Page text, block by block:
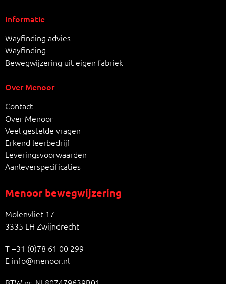
Informatie
Wayfinding advies
Wayfinding
Bewegwijzering uit eigen fabriek
Over Menoor
Contact
Over Menoor
Veel gestelde vragen
Erkend leerbedrijf
Leveringsvoorwaarden
Aanleverspecificaties
Menoor bewegwijzering
Molenvliet 17
3335 LH Zwijndrecht
T+31 (0)78 61 00 299
E info@menoor.nl